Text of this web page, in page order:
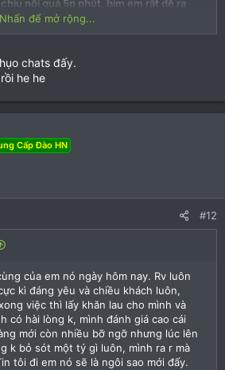
nổi quá 5p phút, bím em rất dễ ra
ai mà chụ nổi
em ý có phải đến chục bộ cosplay, ae
cho ae nhé
Nhấn để mở rộng...
chats đấy.
he he
Cấp Đào HN
#12
của em nó ngày hôm nay. Rv luôn
kì đáng yêu và chiều khách luôn,
việc thì lấy khăn lau cho mình và
có hài lòng k, mình đánh giá cao cái
mới còn nhiều bỡ ngỡ nhưng lúc lên
k bỏ sót một tý gì luôn, mình ra r mà
tôi đi em nó sẽ là ngôi sao mới đấy.